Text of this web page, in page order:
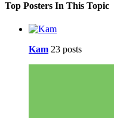
Top Posters In This Topic
Kam 23 posts